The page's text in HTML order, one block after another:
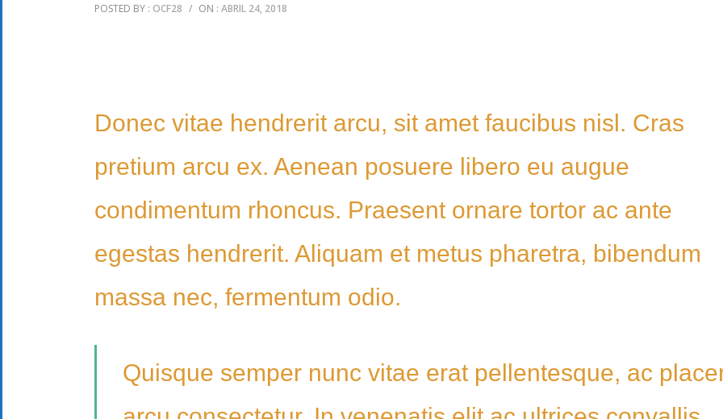
POSTED BY : OCF28 / ON : ABRIL 24, 2018
Donec vitae hendrerit arcu, sit amet faucibus nisl. Cras
pretium arcu ex. Aenean posuere libero eu augue
condimentum rhoncus. Praesent ornare tortor ac ante
egestas hendrerit. Aliquam et metus pharetra, bibendum
massa nec, fermentum odio.
Quisque semper nunc vitae erat pellentesque, ac